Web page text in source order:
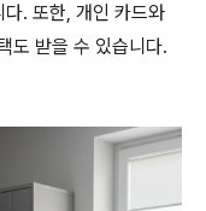
. 또한, 개인 카드와
도 받을 수 있습니다.